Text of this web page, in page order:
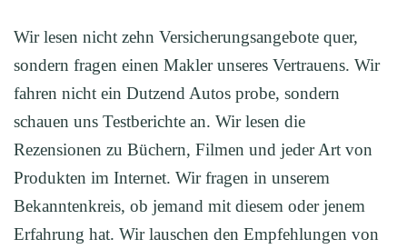
Wir lesen nicht zehn Versicherungsangebote quer,
sondern fragen einen Makler unseres Vertrauens. Wir
fahren nicht ein Dutzend Autos probe, sondern
schauen uns Testberichte an. Wir lesen die
Rezensionen zu Büchern, Filmen und jeder Art von
Produkten im Internet. Wir fragen in unserem
Bekanntenkreis, ob jemand mit diesem oder jenem
Erfahrung hat. Wir lauschen den Empfehlungen von